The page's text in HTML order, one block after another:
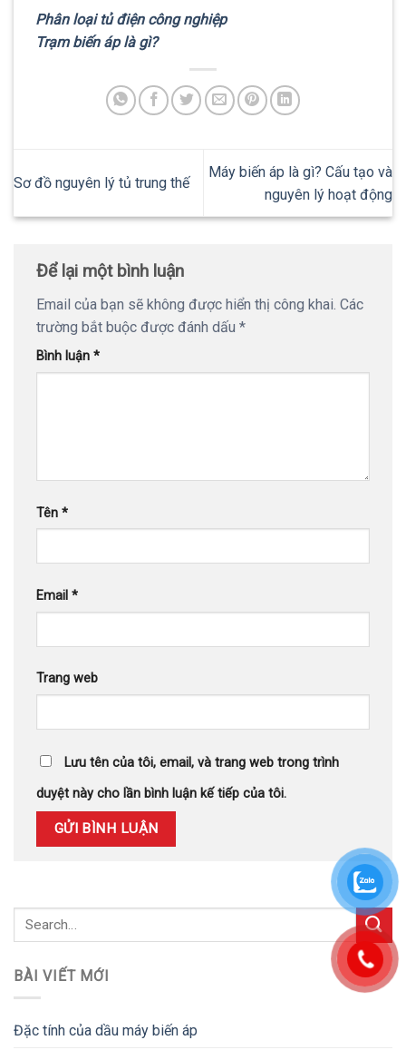
Phân loại tủ điện công nghiệp
Trạm biến áp là gì?
Sơ đồ nguyên lý tủ trung thế
Máy biến áp là gì? Cấu tạo và
nguyên lý hoạt động
Để lại một bình luận
Email của bạn sẽ không được hiển thị công khai. Các
trường bắt buộc được đánh dấu *
Bình luận *
Tên *
Email *
Trang web
Lưu tên của tôi, email, và trang web trong trình
duyệt này cho lần bình luận kế tiếp của tôi.
BÀI VIẾT MỚI
Đặc tính của dầu máy biến áp